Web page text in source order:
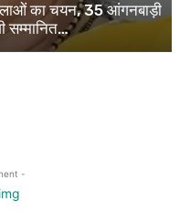
का चयन, 35 आंगनबाड़ी
सम्मानित…
-